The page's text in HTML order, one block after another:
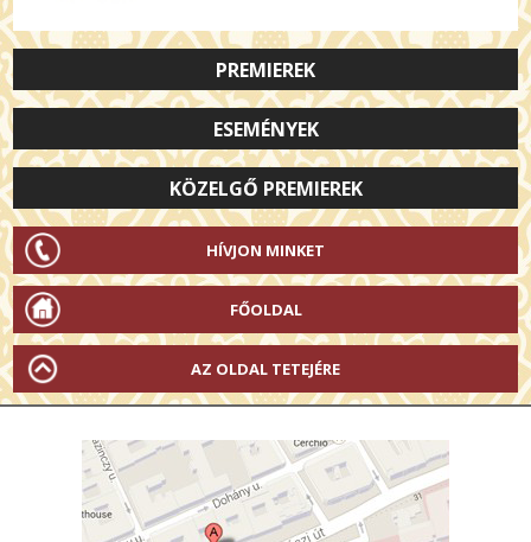
PREMIEREK
ESEMÉNYEK
KÖZELGŐ PREMIEREK
HÍVJON MINKET
FŐOLDAL
AZ OLDAL TETEJÉRE